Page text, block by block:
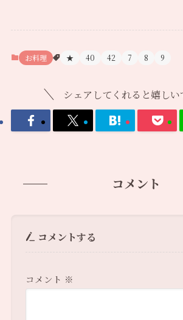
お料理 ★ 40 42 7 8 9
シェアしてくれると嬉しい
コメント
コメントする
コメント ※